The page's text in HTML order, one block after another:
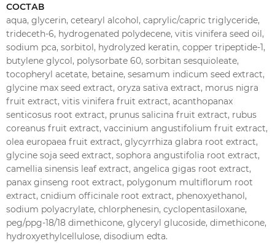
Как использовать:
С помощью микробраши или аппликатора
нанесите небольшое количество ботокса по всей
длине ресниц (соблюдая расстояние 1 мм от корня,
чтобы не касаться основания века).
Для бровей нанесите на всю длину волос.
Удалите через 10-15 минут ватным тампоном или
очищающим диском.
Для более эффективного лечения мы рекомендуем
использоватьLash Botox Vital после Lash Botox
Volume два раза в неделю.
СОСТАВ
aqua, glycerin, cetearyl alcohol, caprylic/capric triglyceride,
trideceth-6, hydrogenated polydecene, vitis vinifera seed oil,
sodium pca, sorbitol, hydrolyzed keratin, copper tripeptide-1,
butylene glycol, polysorbate 60, sorbitan sesquioleate,
tocopheryl acetate, betaine, sesamum indicum seed extract,
glycine max seed extract, oryza sativa extract, morus nigra
fruit extract, vitis vinifera fruit extract, acanthopanax
senticosus root extract, prunus salicina fruit extract, rubus
coreanus fruit extract, vaccinium angustifolium fruit extract,
olea europaea fruit extract, glycyrrhiza glabra root extract,
glycine soja seed extract, sophora angustifolia root extract,
camellia sinensis leaf extract, angelica gigas root extract,
panax ginseng root extract, polygonum multiflorum root
extract, cnidium officinale root extract, phenoxyethanol,
sodium polyacrylate, chlorphenesin, cyclopentasiloxane,
peg/ppg-18/18 dimethicone, glyceryl glucoside, dimethicone,
hydroxyethylcellulose, disodium edta.